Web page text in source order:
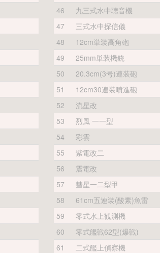
46
九三式水中聴音機
47
三式水中探信儀
48
12cm単装高角砲
49
25mm単装機銃
50
20.3cm(3号)連装砲
51
12cm30連装噴進砲
52
流星改
53
烈風 一一型
54
彩雲
55
紫電改二
56
震電改
57
彗星一二型甲
58
61cm五連装(酸素)魚雷
59
零式水上観測機
60
零式艦戦62型(爆戦)
61
二式艦上偵察機